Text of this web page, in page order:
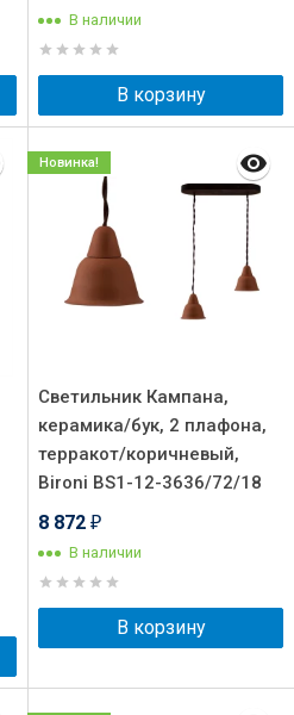
В наличии
В корзину
Светильник Кампана,
керамика/бук, 2 плафона,
терракот/коричневый,
Bironi BS1-12-3636/72/18
8 872 ₽
В наличии
В корзину
Новинка!